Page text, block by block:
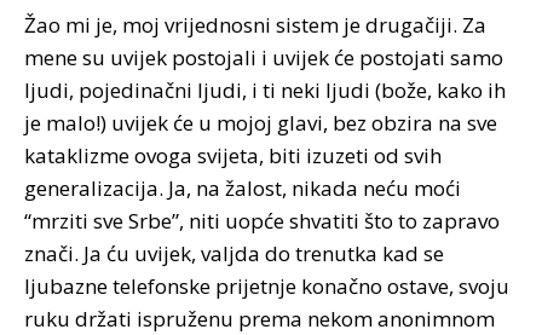
Žao mi je, moj vrijednosni sistem je drugačiji. Za
mene su uvijek postojali i uvijek će postojati samo
ljudi, pojedinačni ljudi, i ti neki ljudi (bože, kako ih
je malo!) uvijek će u mojoj glavi, bez obzira na sve
kataklizme ovoga svijeta, biti izuzeti od svih
generalizacija. Ja, na žalost, nikada neću moći
“mrziti sve Srbe”, niti uopće shvatiti što to zapravo
znači. Ja ću uvijek, valjda do trenutka kad se
ljubazne telefonske prijetnje konačno ostave, svoju
ruku držati ispruženu prema nekom anonimnom